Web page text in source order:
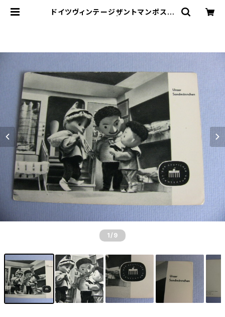
ドイツヴィンテージザントマンポスト
1 /9